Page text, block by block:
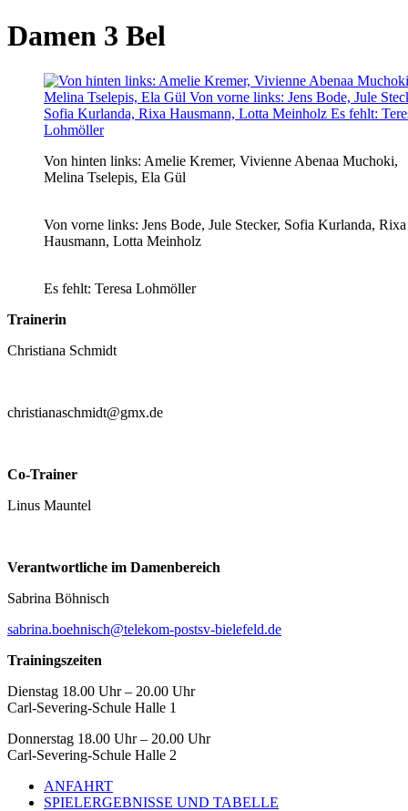
Damen 3 Bel
Von hinten links: Amelie Kremer, Vivienne Abenaa Muchoki,
Melina Tselepis, Ela Gül
Von vorne links: Jens Bode, Jule Stecker, Sofia Kurlanda, Rixa
Hausmann, Lotta Meinholz
Es fehlt: Teresa Lohmöller
Trainerin
Christiana Schmidt
christianaschmidt@gmx.de
Co-Trainer
Linus Mauntel
Verantwortliche im Damenbereich
Sabrina Böhnisch
sabrina.boehnisch@telekom-postsv-bielefeld.de
Trainingszeiten
Dienstag 18.00 Uhr – 20.00 Uhr
Carl-Severing-Schule Halle 1
Donnerstag 18.00 Uhr – 20.00 Uhr
Carl-Severing-Schule Halle 2
ANFAHRT
SPIELERGEBNISSE UND TABELLE